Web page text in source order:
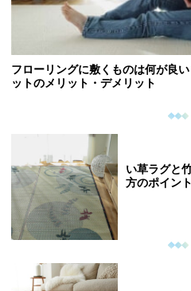
フローリングに敷くものは何が良
ットのメリット・デメリット
い草ラグと
方のポイン